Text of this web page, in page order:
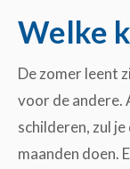
Welke
De zomer leent
voor de andere.
schilderen, zul
maanden doen.